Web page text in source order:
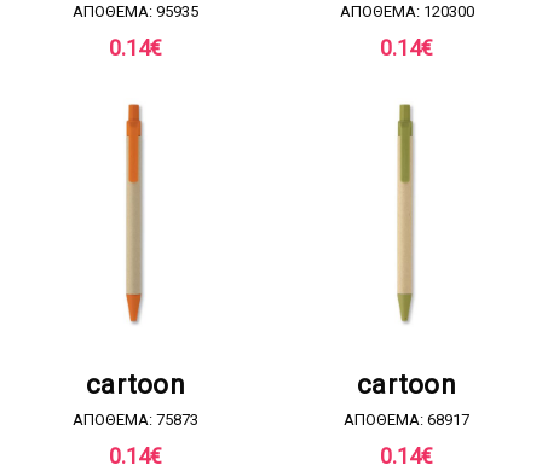
ΑΠΟΘΕΜΑ: 95935
0.14€
ΑΠΟΘΕΜΑ: 120300
0.14€
cartoon
ΑΠΟΘΕΜΑ: 75873
0.14€
cartoon
ΑΠΟΘΕΜΑ: 68917
0.14€